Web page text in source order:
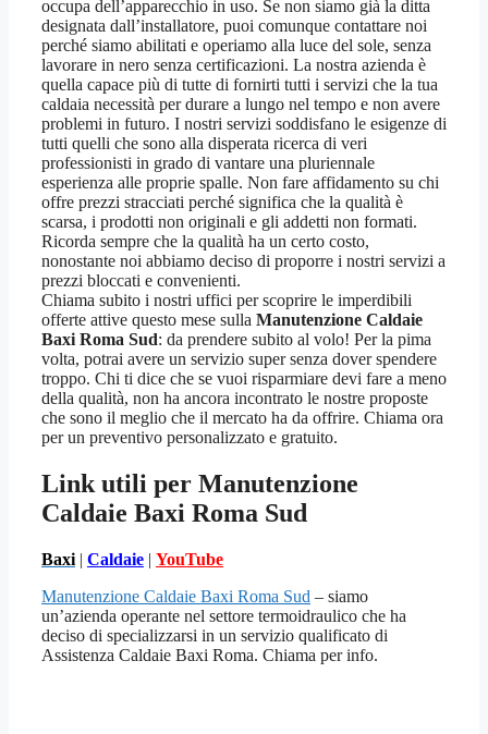
occupa dell’apparecchio in uso. Se non siamo già la ditta
designata dall’installatore, puoi comunque contattare noi
perché siamo abilitati e operiamo alla luce del sole, senza
lavorare in nero senza certificazioni. La nostra azienda è
quella capace più di tutte di fornirti tutti i servizi che la tua
caldaia necessità per durare a lungo nel tempo e non avere
problemi in futuro. I nostri servizi soddisfano le esigenze di
tutti quelli che sono alla disperata ricerca di veri
professionisti in grado di vantare una pluriennale
esperienza alle proprie spalle. Non fare affidamento su chi
offre prezzi stracciati perché significa che la qualità è
scarsa, i prodotti non originali e gli addetti non formati.
Ricorda sempre che la qualità ha un certo costo,
nonostante noi abbiamo deciso di proporre i nostri servizi a
prezzi bloccati e convenienti.
Chiama subito i nostri uffici per scoprire le imperdibili
offerte attive questo mese sulla Manutenzione Caldaie
Baxi Roma Sud: da prendere subito al volo! Per la pima
volta, potrai avere un servizio super senza dover spendere
troppo. Chi ti dice che se vuoi risparmiare devi fare a meno
della qualità, non ha ancora incontrato le nostre proposte
che sono il meglio che il mercato ha da offrire. Chiama ora
per un preventivo personalizzato e gratuito.
Link utili per Manutenzione
Caldaie Baxi Roma Sud
Baxi | Caldaie | YouTube
Manutenzione Caldaie Baxi Roma Sud – siamo
un’azienda operante nel settore termoidraulico che ha
deciso di specializzarsi in un servizio qualificato di
Assistenza Caldaie Baxi Roma. Chiama per info.